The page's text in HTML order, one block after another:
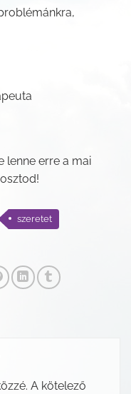
lenne erre a mai
szeretet
A kötelező